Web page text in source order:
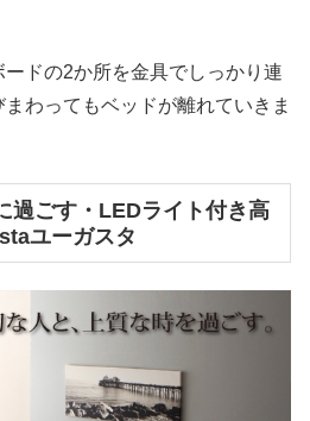
ドの2か所を金具でしっかり連
わってもベッドが離れていきま
過ごす・LEDライト付き高
ユーガスタ